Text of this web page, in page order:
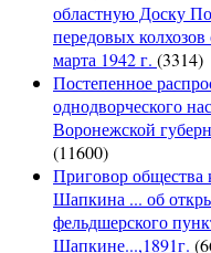
областную Доску
передовых
марта 1942 г. (3314)
Постепенное
однодворческого
Воронежской
(11600)
Приговор общества
Шапкина ... об
фельдшерского
Шапкине...,1891г.